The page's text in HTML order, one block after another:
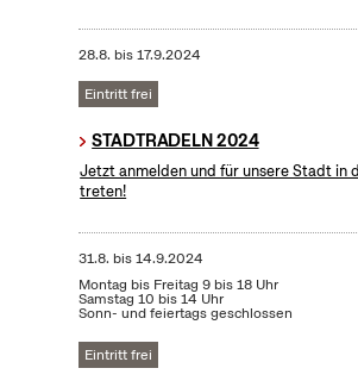
28.8. bis17.9.2024
Eintritt frei
STADTRADELN 2024
Jetzt anmelden und für unsere Stadt in
treten!
31.8. bis14.9.2024
Montag bis Freitag 9 bis 18 Uhr
Samstag 10 bis 14 Uhr
Sonn- und feiertags geschlossen
Eintritt frei